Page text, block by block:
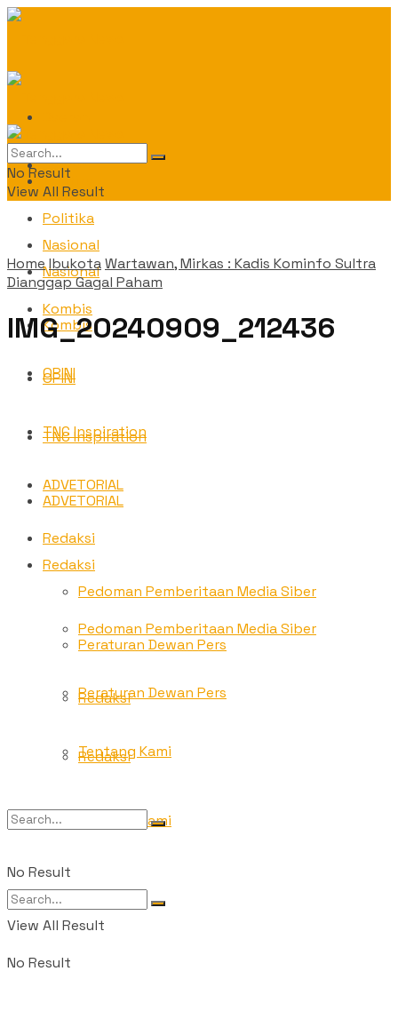
Politika
Nasional
Kombis
OPINI
TNC Inspiration
ADVETORIAL
Redaksi
Pedoman Pemberitaan Media Siber
Peraturan Dewan Pers
Redaksi
Tentang Kami
No Result
Daerah
Politika
Nasional
Kombis
OPINI
TNC Inspiration
ADVETORIAL
Redaksi
Pedoman Pemberitaan Media Siber
Peraturan Dewan Pers
Redaksi
Tentang Kami
No Result
View All Result
No Result
View All Result
HomeIbukotaWartawan, Mirkas : Kadis Kominfo Sultra
Dianggap Gagal Paham
IMG_20240909_212436